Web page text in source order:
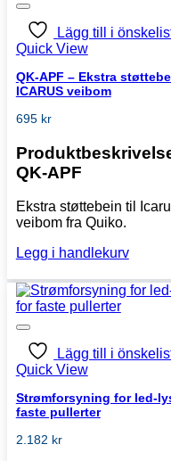
Lägg till i
Quick View
QK-APF – Ekstra
ICARUS veibom
695 kr
QK-APF
Ekstra støttebein til
veibom fra Quiko.
Legg i handlekurv
Lägg till i
Quick View
Strømforsyning for led-
faste pullerter
2.182 kr